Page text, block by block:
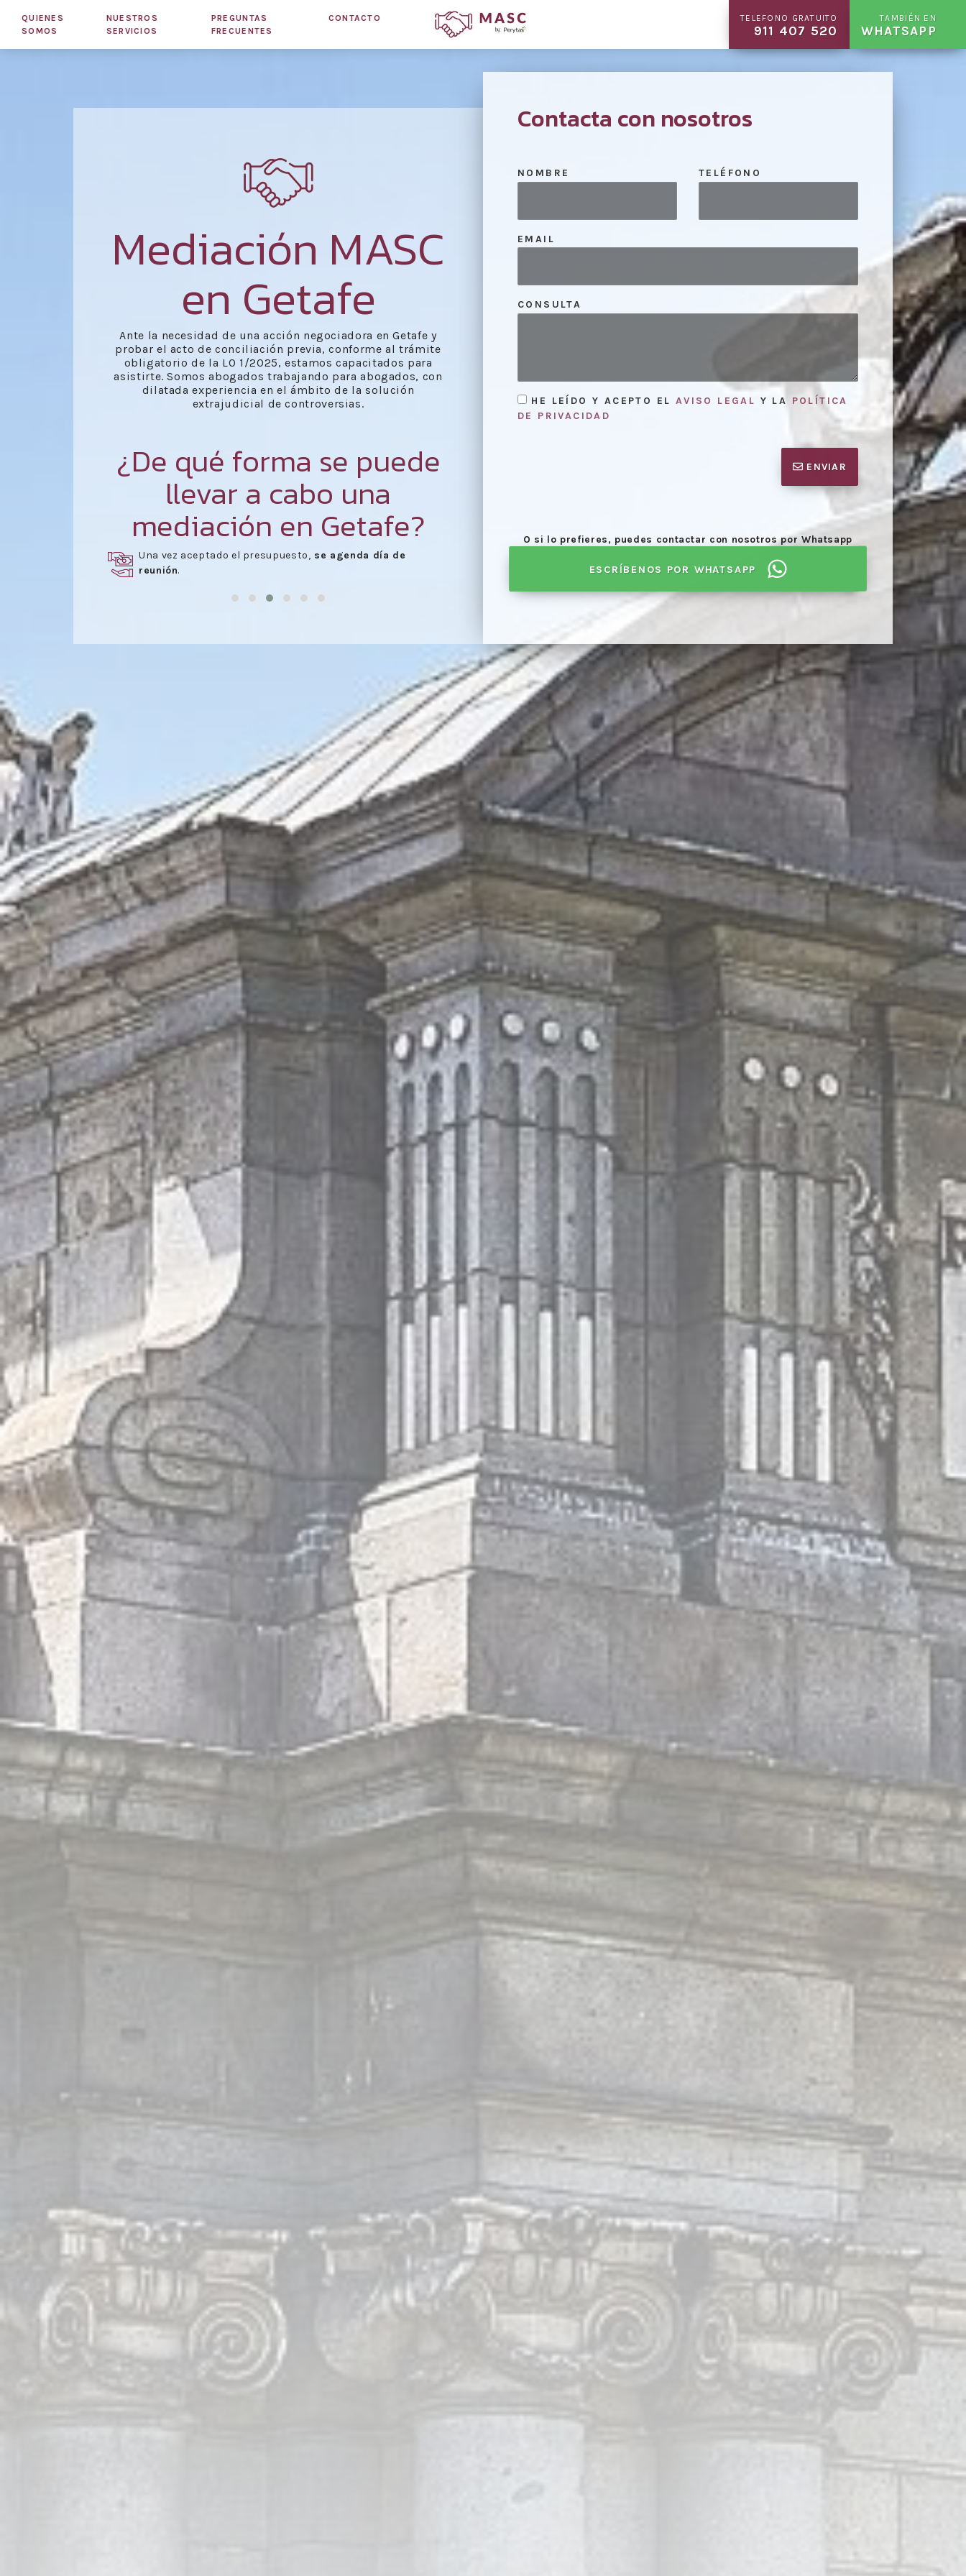
QUIENES
SOMOS
NUESTROS
SERVICIOS
PREGUNTAS
FRECUENTES
CONTACTO TELEFONO GRATUITO
911 407 520
TAMBIÉN EN
WHATSAPP
Mediación MASC
en Getafe
Ante la necesidad de una acción negociadora en Getafe y
probar el acto de conciliación previa, conforme al trámite
obligatorio de la LO 1/2025, estamos capacitados para
asistirte. Somos abogados trabajando para abogados, con
dilatada experiencia en el ámbito de la solución
extrajudicial de controversias.
¿De qué forma se puede
llevar a cabo una
mediación en Getafe?
Celebración de las reunionesnecesarias para la mediación.
proceso de mediación.
Emisión de
abogados
Contacta con nosotros
NOMBRE TELÉFONO
EMAIL
CONSULTA
HE LEÍDO Y ACEPTO EL AVISO LEGAL Y LA POLÍTICA
DE PRIVACIDAD
ENVIAR
O si lo prefieres, puedes contactar con nosotros por Whatsapp
ESCRÍBENOS POR WHATSAPP